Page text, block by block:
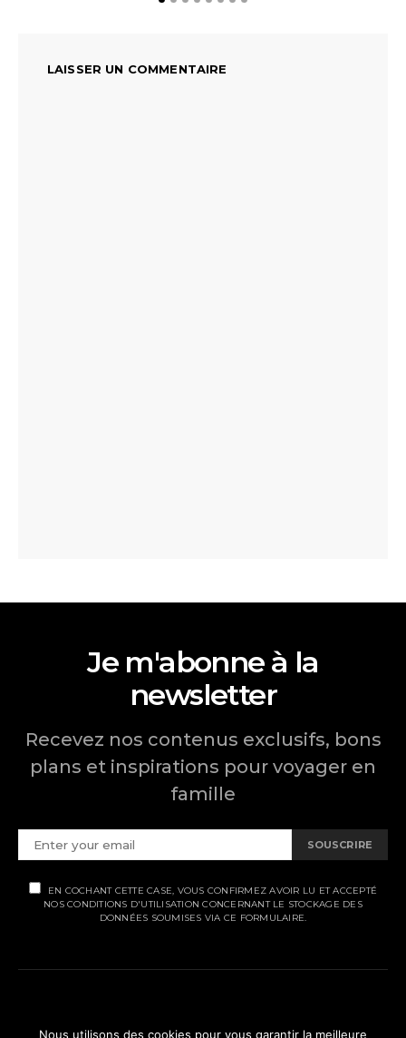
LAISSER UN COMMENTAIRE
Je m'abonne à la
newsletter
Recevez nos contenus exclusifs, bons
plans et inspirations pour voyager en
famille
SOUSCRIRE
EN COCHANT CETTE CASE, VOUS CONFIRMEZ AVOIR LU ET ACCEPTÉ
NOS CONDITIONS D'UTILISATION CONCERNANT LE STOCKAGE DES
DONNÉES SOUMISES VIA CE FORMULAIRE.
MENTIONS LÉGALES
Nous utilisons des cookies pour vous garantir la meilleure